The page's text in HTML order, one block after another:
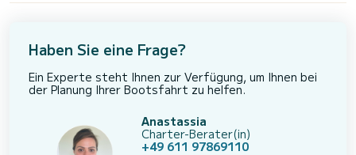
Haben Sie eine Frage?
Ein Experte steht Ihnen zur Verfügung, um Ihnen bei
der Planung Ihrer Bootsfahrt zu helfen.
Anastassia
Charter-Berater(in)
+49 611 97869110